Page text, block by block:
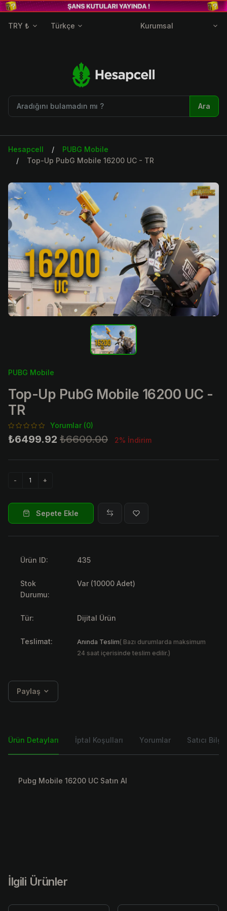
TRY ₺ Türkçe Kurumsal
Ara
Hesapcell
PUBG Mobile
Top-Up PubG Mobile 16200 UC - TR
PUBG Mobile
Top-Up PubG Mobile 16200 UC -
TR
Yorumlar (0)
₺6499.92 ₺6600.00 2% İndirim
Sepete Ekle
Ürün ID: 435
Stok
Durumu:
Var (10000 Adet)
Tür: Dijital Ürün
Teslimat: Anında Teslim( Bazı durumlarda maksimum
24 saat içerisinde teslim edilir.)
Paylaş
Ürün Detayları İptal Koşulları Yorumlar Satıcı
Pubg Mobile 16200 UC Satın Al
İlgili Ürünler